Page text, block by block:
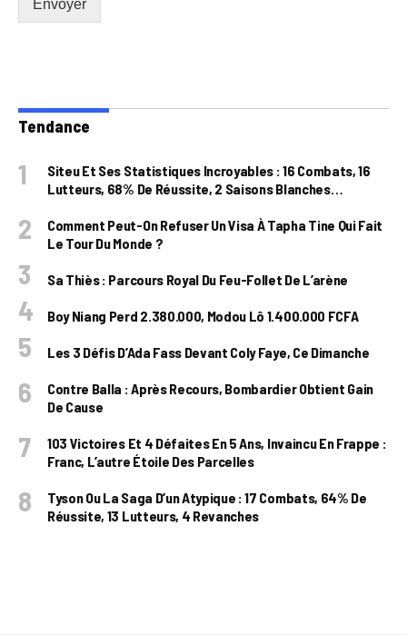
Envoyer
Tendance
Siteu Et Ses Statistiques Incroyables : 16 Combats, 16
Lutteurs, 68% De Réussite, 2 Saisons Blanches…
Comment Peut-On Refuser Un Visa À Tapha Tine Qui Fait
Le Tour Du Monde ?
Sa Thiès : Parcours Royal Du Feu-Follet De L’arène
Boy Niang Perd 2.380.000, Modou Lô 1.400.000 FCFA
Les 3 Défis D’Ada Fass Devant Coly Faye, Ce Dimanche
Contre Balla : Après Recours, Bombardier Obtient Gain
De Cause
103 Victoires Et 4 Défaites En 5 Ans, Invaincu En Frappe :
Franc, L’autre Étoile Des Parcelles
Tyson Ou La Saga D’un Atypique : 17 Combats, 64% De
Réussite, 13 Lutteurs, 4 Revanches